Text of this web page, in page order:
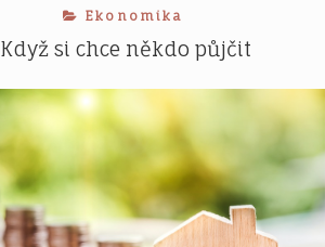
Ekonomika
Když si chce někdo půjčit